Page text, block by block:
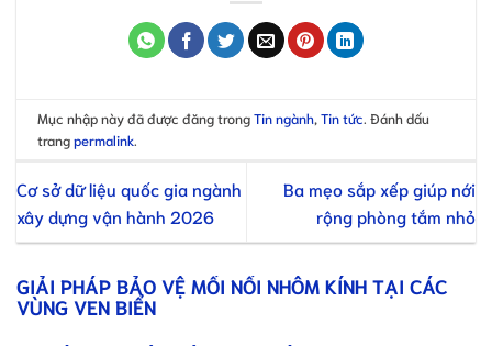
Mục nhập này đã được đăng trongTin ngành,Tin tức. Đánh dấu
trangpermalink.
Cơ sở dữ liệu quốc gia ngành
xây dựng vận hành 2026
Ba mẹo sắp xếp giúp nới
rộng phòng tắm nhỏ
GIẢI PHÁP BẢO VỆ MỐI NỐI NHÔM KÍNH TẠI CÁC
VÙNG VEN BIỂN